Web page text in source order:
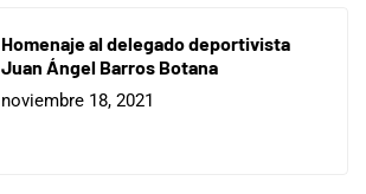
Homenaje al delegado deportivista
Juan Ángel Barros Botana
noviembre 18, 2021